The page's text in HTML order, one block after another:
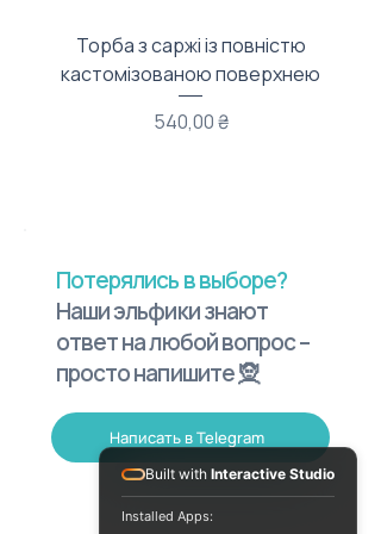
Торба з саржі із повністю
кастомізованою поверхнею
Цена
540,00 ₴
Потерялись в выборе?
Наши эльфики знают
ответ на любой вопрос –
просто напишите 🧝
Написать в Telegram
Built with Interactive Studio
Installed Apps: